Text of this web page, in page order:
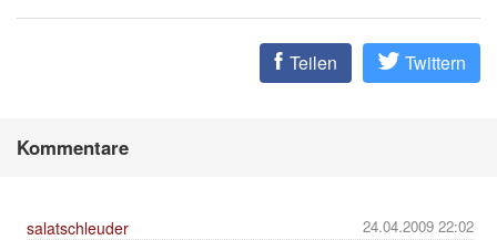
Teilen Twittern
Kommentare
24.04.2009 22:02
salatschleuder